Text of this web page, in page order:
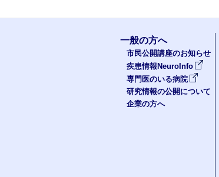
一般の方へ
市民公開講座のお知らせ
疾患情報NeuroInfo
専門医のいる病院
研究情報の公開について
企業の方へ